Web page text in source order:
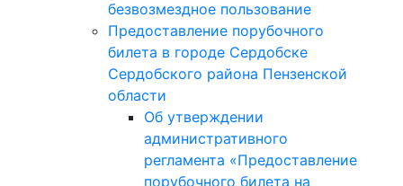
безвозмездное пользование
Предоставление порубочного
билета в городе Сердобске
Сердобского района Пензенской
области
Об утверждении
административного
регламента «Предоставление
порубочного билета на